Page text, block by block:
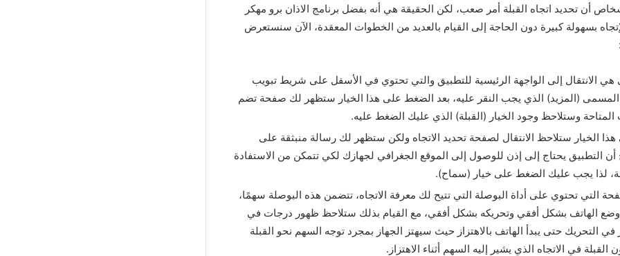
أن تحديد اتجاه القبلة أمر صعب، لكن الحقيقة هي أنه بفضل برنامج الاذان برو مهكر
بسهولة كبيرة دون الحاجة إلى القيام بالعديد من الخطوات المعقدة، الآن سنستعرض
هي الانتقال إلى الواجهة الرئيسية للتطبيق والتي تحتوي في الأسفل على شريط تبويب
المسمى (المزيد) الذي يجب النقر عليه، بعد الضغط على هذا الخيار ستظهر لك صفحة تضم
وستلاحظ وجود الخيار (القبلة) الذي عليك الضغط عليه.
هذا الخيار ستلاحظ الانتقال لصفحة تحديد الاتجاه ولكن ستظهر لك رسالة منبثقة على
التطبيق يحتاج إلى إذن للوصول إلى الموقع الجغرافي لجهازك لكي تتمكن من الاستفادة
لذا يجب عليك الضغط على خيار (سماح).
التي تحتوي على أداة البوصلة التي تتيح لك معرفة الاتجاه، تتضمن هذه البوصلة سهمًا،
وضع الهاتف بشكل أفقي وتحريكه بشكل أفقي، مع القيام بذلك ستلاحظ ظهور درجات في
في التحريك حتى يبدأ الهاتف بالاهتزاز حيث سيهتز الجهاز بمجرد توجه السهم نحو القبلة
القبلة في الاتجاه الذي يشير إليه السهم أثناء الاهتزاز.